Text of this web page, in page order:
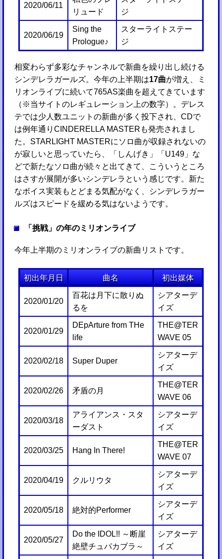
2020/06/11
リュード
ジ
2020/06/19
Sing the
Prologue♪
スターライトステー
ジ
相変わらず多彩なチャンネルで新曲を繰り出し続ける
シンデレラガールズ。今年の上半期は17曲が増え、ミ
リオンライブに続いて765AS楽曲を超えてきています
（※当サイトのレギュレーション上の数字）。デレス
テでは少人数ユニットの新曲が多く投下され、CDで
は例年通りCINDERELLA MASTERも発売されまし
た。STARLIGHT MASTERにソロ曲が収録されないの
が寂しいと思っていたら、「しんげき」「U149」な
どで新たなソロ曲が続々と出てきて、こういうところ
はさすが展開が多いシンデレラという感じです。新た
なボイス実装もとどまる気配がなく、シンデレラガー
ルズはスピードを緩める気はないようです。
「挑戦」の年のミリオンライブ
今年上半期のミリオンライブの新曲リストです。
初出年月日 曲名 初出媒体
2020/01/20
百花は月下に散りぬ
るを
シアターデ
イズ
2020/01/29
DEpArture from THe
life
THE@TER
WAVE 05
2020/02/18 Super Duper
シアターデ
イズ
2020/02/26 矛盾の月
THE@TER
WAVE 06
2020/03/18
アライアンス・スタ
ーダスト
シアターデ
イズ
2020/03/25 Hang In There!
THE@TER
WAVE 07
2020/04/19 クルリウタ
シアターデ
イズ
2020/05/18 絶対的Performer
シアターデ
イズ
2020/05/27
Do the IDOL!! ～断崖
絶壁チュパカブラ～
シアターデ
イズ